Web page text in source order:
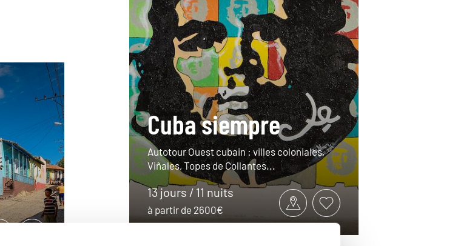
Cuba siempre
Autotour Ouest cubain : villes coloniales,
Viñales, Topes de Collantes...
13 jours / 11 nuits
à partir de 2600€